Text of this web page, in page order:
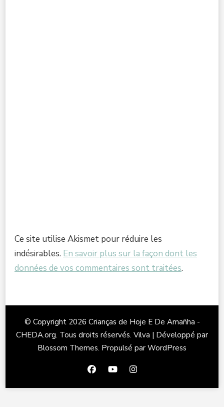
Ce site utilise Akismet pour réduire les
indésirables. En savoir plus sur la façon dont les
données de vos commentaires sont traitées.
© Copyright 2026 Crianças de Hoje E De Amañha -
CHEDA.org. Tous droits réservés. Vilva | Développé par
Blossom Themes. Propulsé par WordPress